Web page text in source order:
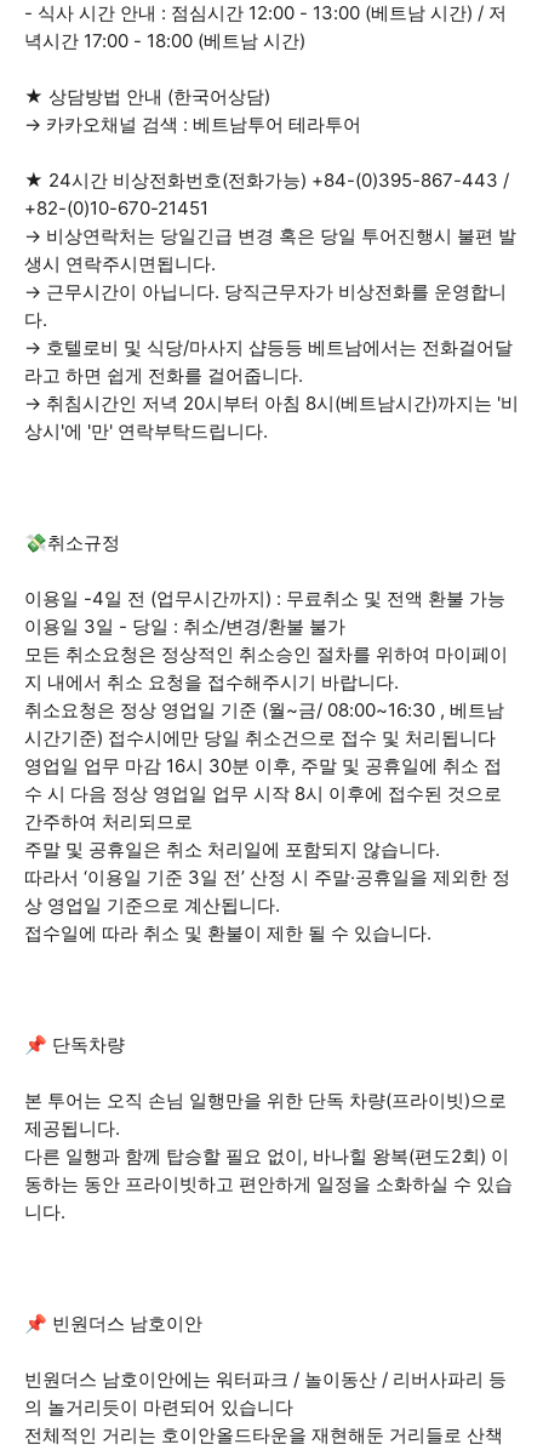
- 식사 시간 안내 : 점심시간 12:00 - 13:00 (베트남 시간) / 저
녁시간 17:00 - 18:00 (베트남 시간)
★ 상담방법 안내 (한국어상담)
→ 카카오채널 검색 : 베트남투어 테라투어
★ 24시간 비상전화번호(전화가능) +84-(0)395-867-443 /
+82-(0)10-670-21451
→ 비상연락처는 당일긴급 변경 혹은 당일 투어진행시 불편 발
생시 연락주시면됩니다.
→ 근무시간이 아닙니다. 당직근무자가 비상전화를 운영합니
다.
→ 호텔로비 및 식당/마사지 샵등등 베트남에서는 전화걸어달
라고 하면 쉽게 전화를 걸어줍니다.
→ 취침시간인 저녁 20시부터 아침 8시(베트남시간)까지는 '비
상시'에 '만' 연락부탁드립니다.
💸취소규정
이용일 -4일 전 (업무시간까지) : 무료취소 및 전액 환불 가능
이용일 3일 - 당일 : 취소/변경/환불 불가
모든 취소요청은 정상적인 취소승인 절차를 위하여 마이페이
지 내에서 취소 요청을 접수해주시기 바랍니다.
취소요청은 정상 영업일 기준 (월~금/ 08:00~16:30 , 베트남
시간기준) 접수시에만 당일 취소건으로 접수 및 처리됩니다
영업일 업무 마감 16시 30분 이후, 주말 및 공휴일에 취소 접
수 시 다음 정상 영업일 업무 시작 8시 이후에 접수된 것으로
간주하여 처리되므로
주말 및 공휴일은 취소 처리일에 포함되지 않습니다.
따라서 ‘이용일 기준 3일 전’ 산정 시 주말·공휴일을 제외한 정
상 영업일 기준으로 계산됩니다.
접수일에 따라 취소 및 환불이 제한 될 수 있습니다.
📌 단독차량
본 투어는 오직 손님 일행만을 위한 단독 차량(프라이빗)으로
제공됩니다.
다른 일행과 함께 탑승할 필요 없이, 바나힐 왕복(편도2회) 이
동하는 동안 프라이빗하고 편안하게 일정을 소화하실 수 있습
니다.
📌 빈원더스 남호이안
빈원더스 남호이안에는 워터파크 / 놀이동산 / 리버사파리 등
의 놀거리듯이 마련되어 있습니다
전체적인 거리는 호이안올드타운을 재현해둔 거리들로 산책